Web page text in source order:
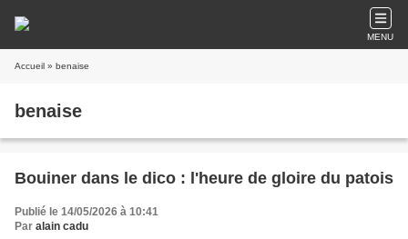
MENU
Accueil » benaise
benaise
Bouiner dans le dico : l'heure de gloire du patois
Publié le 14/05/2026 à 10:41
Par alain cadu